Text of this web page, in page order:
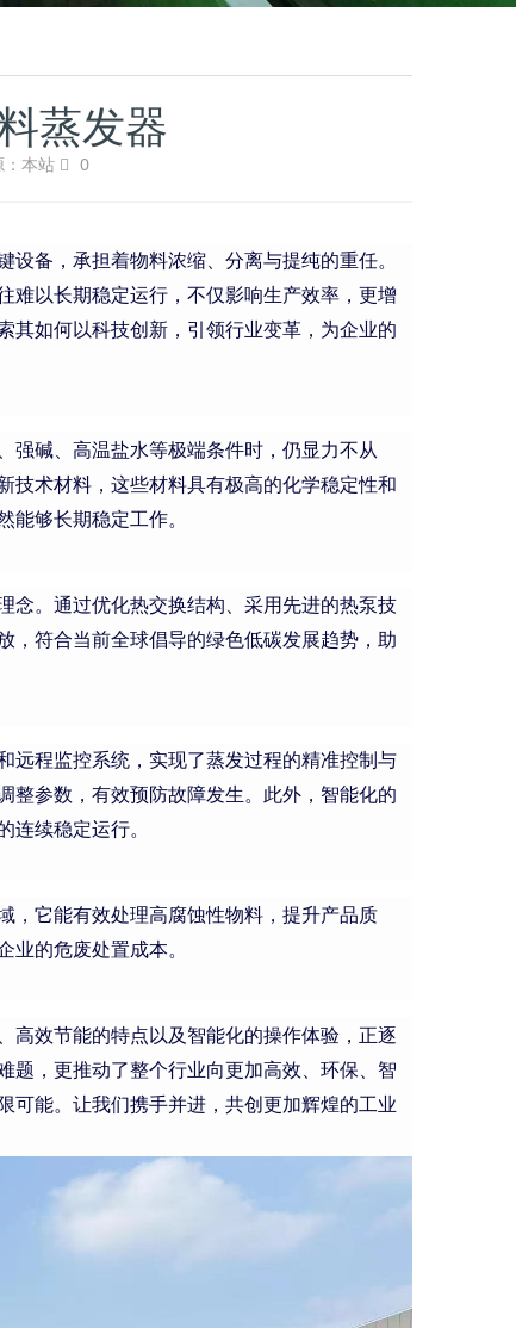
蒸发器
：本站 0
备，承担着物料浓缩、分离与提纯的重任。
难以长期稳定运行，不仅影响生产效率，更增
其如何以科技创新，引领行业变革，为企业的
强碱、高温盐水等极端条件时，仍显力不从
技术材料，这些材料具有极高的化学稳定性和
够长期稳定工作。
念。通过优化热交换结构、采用先进的热泵技
，符合当前全球倡导的绿色低碳发展趋势，助
远程监控系统，实现了蒸发过程的精准控制与
整参数，有效预防故障发生。此外，智能化的
连续稳定运行。
，它能有效处理高腐蚀性物料，提升产品质
的危废处置成本。
高效节能的特点以及智能化的操作体验，正逐
题，更推动了整个行业向更加高效、环保、智
可能。让我们携手并进，共创更加辉煌的工业